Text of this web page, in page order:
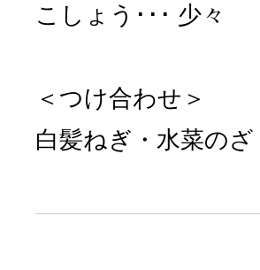
こしょう
少々
＜つけ合わせ＞
白髪ねぎ・水菜のざ